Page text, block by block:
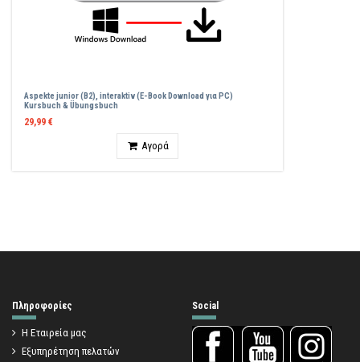
Aspekte junior (B2), interaktiv (E-Book Download για PC)
Kursbuch & Übungsbuch
29,99 €
Ποσότητα
Αγορά
Πληροφορίες
Η Εταιρεία μας
Εξυπηρέτηση πελατών
Social